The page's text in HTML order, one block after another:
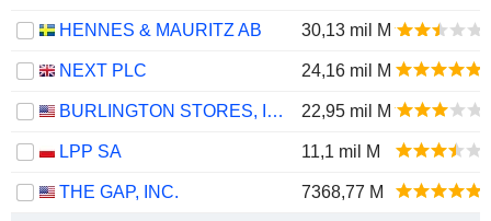
HENNES & MAURITZ AB 30,13 mil M
NEXT PLC 24,16 mil M
BURLINGTON STORES, INC. 22,95 mil M
LPP SA 11,1 mil M
THE GAP, INC. 7368,77 M